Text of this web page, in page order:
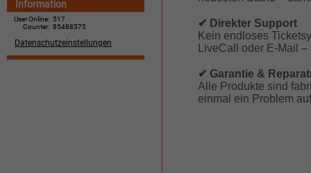
Information
User Online: 517
Counter: 85488575
Datenschutzeinstellungen
✔ Direkter Support
Kein endloses
LiveCall oder E-Mail
✔ Garantie &
Alle Produkte sind
einmal ein Problem